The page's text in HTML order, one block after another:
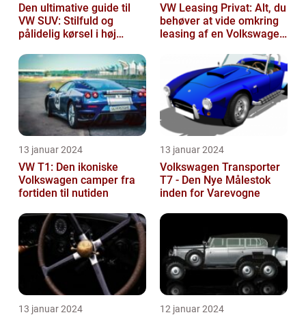
Den ultimative guide til
VW SUV: Stilfuld og
pålidelig kørsel i høj
VW Leasing Privat: Alt, du
behøver at vide omkring
leasing af en Volkswagen
13 januar 2024
VW T1: Den ikoniske
Volkswagen camper fra
fortiden til nutiden
13 januar 2024
Volkswagen Transporter
T7 - Den Nye Målestok
inden for Varevogne
13 januar 2024 12 januar 2024